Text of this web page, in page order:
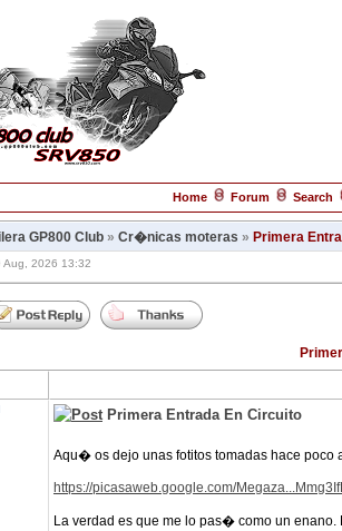
Home Forum Search
GP800 Club » Cr�nicas moteras » Primera
Aug, 2026 13:32
Primera Entrada En Circuito
Aqu� os dejo unas fotitos tomadas hace
https://picasaweb.google.com/
La verdad es que me lo pas� como un